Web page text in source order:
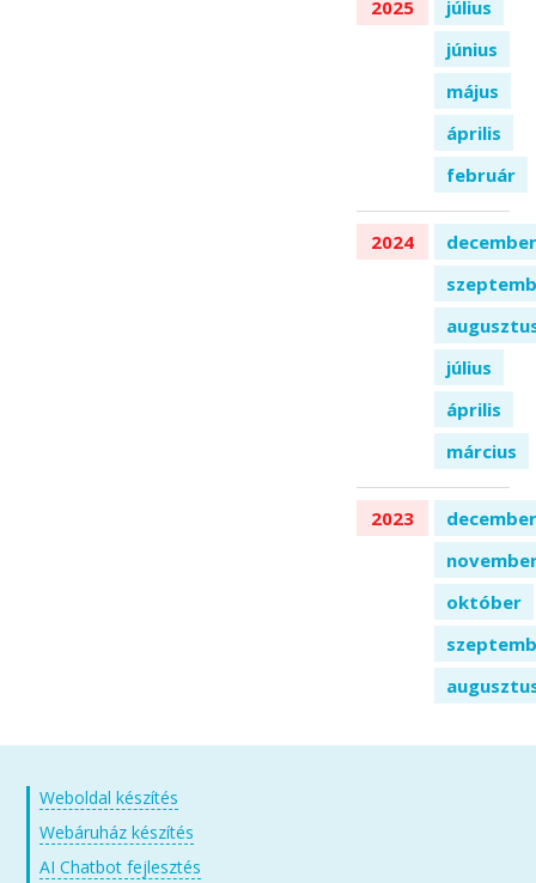
2025
július
június
május
április
február
2024
december
július
április
március
2023
december
október
Weboldal készítés
Webáruház készítés
AI Chatbot fejlesztés